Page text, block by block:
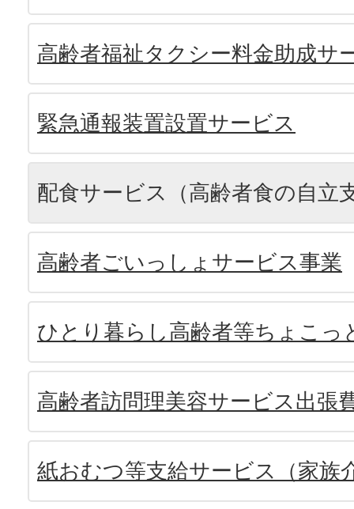
高齢者福祉タクシー料金助成サ
緊急通報装置設置サービス
配食サービス（高齢者食の自立
高齢者ごいっしょサービス事業
ひとり暮らし高齢者等ちょこっ
高齢者訪問理美容サービス出張
紙おむつ等支給サービス（家族